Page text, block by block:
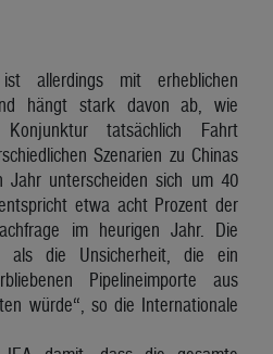
allerdings mit erheblichen
hängt stark davon ab, wie
tatsächlich Fahrt
Szenarien zu Chinas
Jahr unterscheiden sich um 40
etwa acht Prozent der
im heurigen Jahr. Die
als die Unsicherheit, die ein
Pipelineimporte aus
würde“, so die Internationale